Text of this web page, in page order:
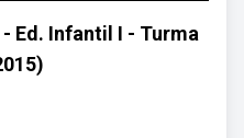
Ed. Infantil I - Turma